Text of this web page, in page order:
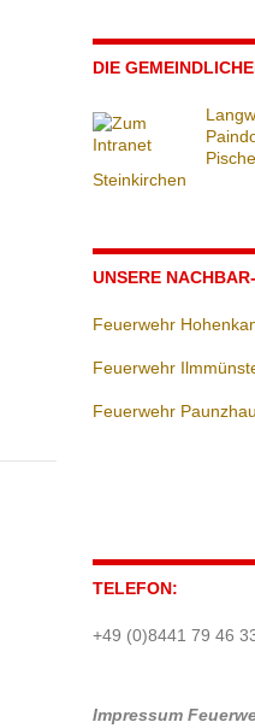
DIE
Steinkirchen
UNSERE
Feuerwehr
Feuerwehr
Feuerwehr
TELEFON:
+49 (0)8441 79 46
Impressum